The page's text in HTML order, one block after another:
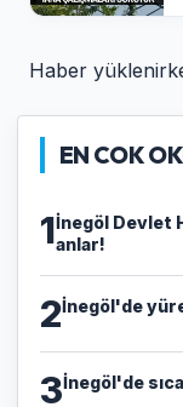
Haber
EN COK
1İnegöl Devlet
anlar!
2İnegöl'de
3İnegöl'de